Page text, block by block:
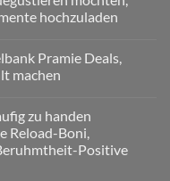
hochzuladen
Pramie Deals,
machen
zu handen
Reload-Boni,
Positive